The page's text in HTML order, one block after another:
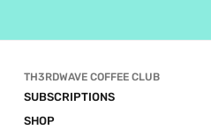
TH3RDWAVE COFFEE CLUB
SUBSCRIPTIONS
SHOP